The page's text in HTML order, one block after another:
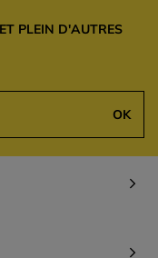
PLEIN D'AUTRES
OK